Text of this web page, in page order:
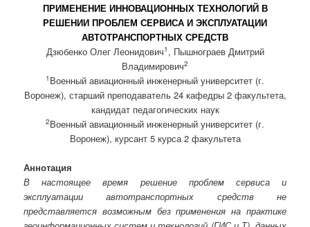
ПРИМЕНЕНИЕ ИННОВАЦИОННЫХ ТЕХНОЛОГИЙ В
РЕШЕНИИ ПРОБЛЕМ СЕРВИСА И ЭКСПЛУАТАЦИИ
АВТОТРАНСПОРТНЫХ СРЕДСТВ
Дзюбенко Олег Леонидович1 , Пышнограев Дмитрий
Владимирович2
1 Военный авиационный инженерный университет (г.
Воронеж), старший преподаватель 24 кафедры 2 факультета,
кандидат педагогических наук
2Военный авиационный инженерный университет (г.
Воронеж), курсант 5 курса 2 факультета
Аннотация
В настоящее время решение проблем сервиса и
эксплуатации автотранспортных средств не
представляется возможным без применения на практике